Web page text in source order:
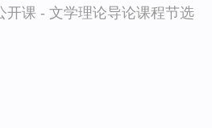
开课 - 文学理论导论课程节选